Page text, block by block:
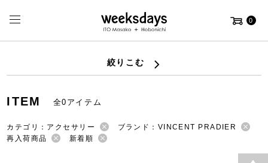
0
絞りこむ
ITEM 全0アイテム
カテゴリ：アクセサリー
ブランド：VINCENT PRADIER
再入荷商品
新着順